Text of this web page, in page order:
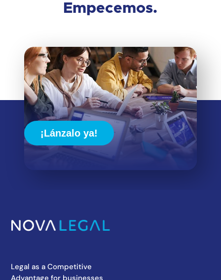
Empecemos.
¡Lánzalo ya!
Legal as a Competitive
Advantage for businesses